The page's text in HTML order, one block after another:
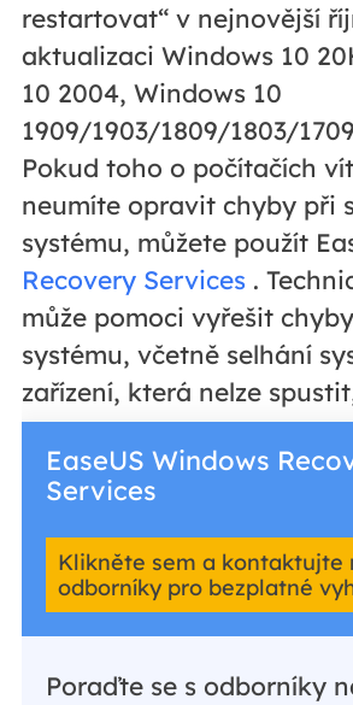
restartovat“ v nejnovější
aktualizaci Windows 10
10 2004, Windows 10
1909/1903/1809/1803/
Pokud toho o počítačích
neumíte opravit chyby při
systému, můžete použít
Recovery Services .
může pomoci vyřešit
systému, včetně selhání
zařízení, která nelze
EaseUS Windows
Services
Klikněte sem a kontaktujte
odborníky pro bezplatné
Poraďte se s odborníky